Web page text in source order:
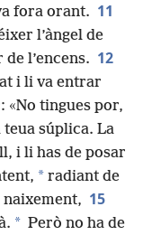
fora orant. 11
l’àngel de
l’encens. 12
i li va entrar
«No tingues por,
súplica. La
i li has de posar
* radiant de
15
* Però no ha de